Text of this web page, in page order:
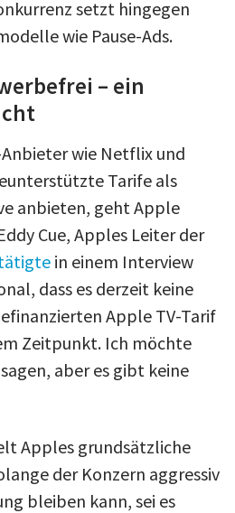
setzt hingegen
wie Pause-Ads.
– ein
wie Netflix und
Tarife als
anbieten, geht Apple
Cue, Apples Leiter der
in einem Interview
dass es derzeit keine
Apple TV-Tarif
Zeitpunkt. Ich möchte
aber es gibt keine
Apples grundsätzliche
der Konzern aggressiv
bleiben kann, sei es